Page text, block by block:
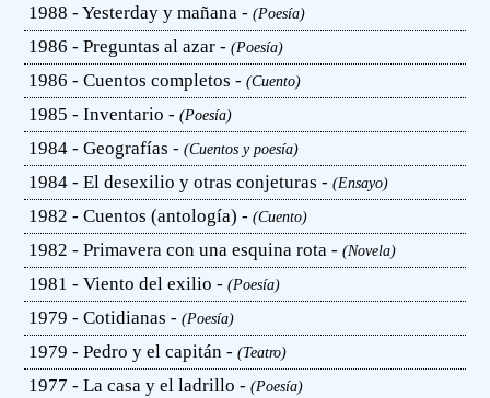
1988 - Yesterday y mañana -(Poesía)
1986 - Preguntas al azar -(Poesía)
1986 - Cuentos completos -(Cuento)
1985 - Inventario -(Poesía)
1984 - Geografías -(Cuentos y poesía)
1984 - El desexilio y otras conjeturas -(Ensayo)
1982 - Cuentos (antología) -(Cuento)
1982 - Primavera con una esquina rota -(Novela)
1981 - Viento del exilio -(Poesía)
1979 - Cotidianas -(Poesía)
1979 - Pedro y el capitán -(Teatro)
1977 - La casa y el ladrillo -(Poesía)